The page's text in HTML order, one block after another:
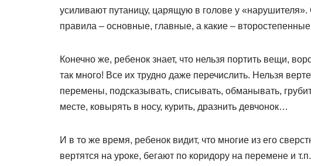
усиливают путаницу, царящую в голове у «нарушителя».
правила – основные, главные, а какие –
Конечно же, ребенок знает, что нельзя портить вещи,
так много! Все их трудно даже перечислить. Нельзя
перемены, подсказывать, списывать, обманывать,
месте, ковырять в носу, курить, дразнить девчонок…
И в то же время, ребенок видит, что многие из его
вертятся на уроке, бегают по коридору на перемене и